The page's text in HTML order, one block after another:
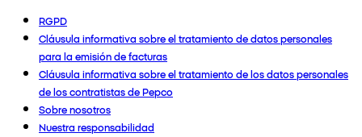
RGPD
Cláusula informativa sobre el tratamiento de datos personales
para la emisión de facturas
Cláusula informativa sobre el tratamiento de los datos personales
de los contratistas de Pepco
Sobre nosotros
Nuestra responsabilidad